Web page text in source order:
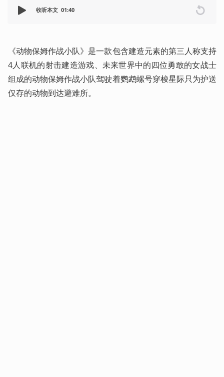
收听本文 01:40
《动物保姆作战小队》是一款包含建造元素的第三人称支持
4人联机的射击建造游戏、未来世界中的四位勇敢的女战士
组成的动物保姆作战小队驾驶着鹦鹉螺号穿梭星际只为护送
仅存的动物到达避难所。